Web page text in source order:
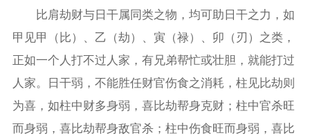
比肩劫财与日干属同类之物，均可助日干之力，如
甲见甲（比）、乙（劫）、寅（禄）、卯（刃）之类，
正如一个人打不过人家，有兄弟帮忙或壮胆，就能打过
人家。日干弱，不能胜任财官伤食之消耗，柱见比劫则
为喜，如柱中财多身弱，喜比劫帮身克财；柱中官杀旺
而身弱，喜比劫帮身敌官杀；柱中伤食旺而身弱，喜比